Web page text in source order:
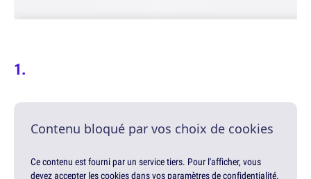
Contenu bloqué par vos choix de cookies
Ce contenu est fourni par un service tiers. Pour l'afficher, vous
devez accepter les cookies dans vos paramètres de confidentialité.